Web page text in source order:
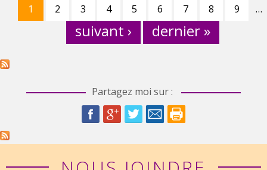
Pages
1 2 3 4 5 6 7 8 9 …
suivant › dernier »
Partagez moi sur :